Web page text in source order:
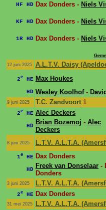
HF HD Dax Donders - Niels
KF HD Dax Donders - Niels
1R HD Dax Donders - Niels
12 juni 2025
A.L.T.V. Daisy
2e HE Max Houkes
HD Wesley Koolhof-
9 juni 2025 T.C. Zandvoort 1
2e HE Alec Deckers
HD Brian Bozemoj - Alec
Deckers
8 juni 2025 L.T.V. A.L.T.A.
1e HE Dax Donders
HD Freek van Donselaar -
Donders
3 juni 2025 L.T.V. A.L.T.A.
2e HE Dax Donders
31 mei 2025 L.T.V. A.L.T.A.